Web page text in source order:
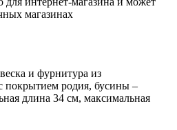
магазинах
и фурнитура из
покрытием родия, бусины –
длина 34 см, максимальная